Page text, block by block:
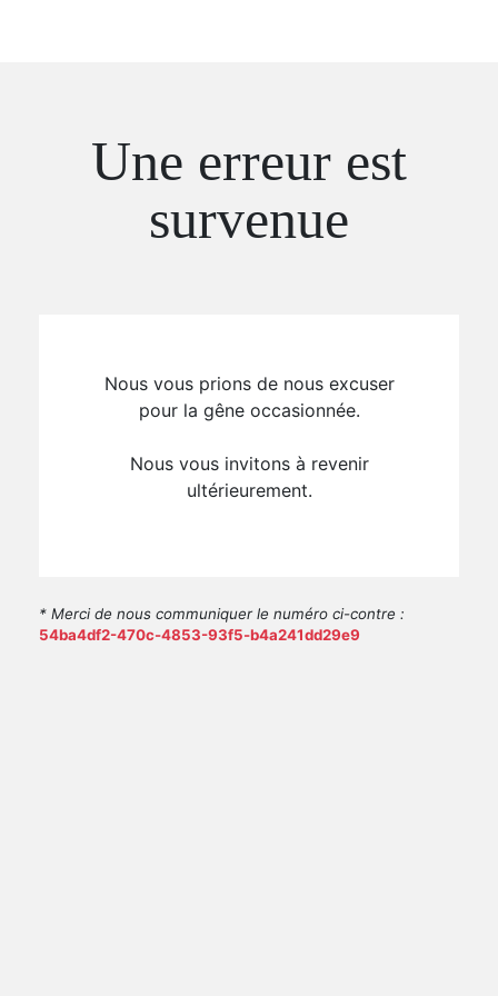
Une erreur est
survenue
Nous vous prions de nous excuser
pour la gêne occasionnée.
Nous vous invitons à revenir
ultérieurement.
* Merci de nous communiquer le numéro ci-contre :
54ba4df2-470c-4853-93f5-b4a241dd29e9